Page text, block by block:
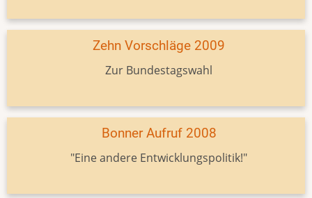
Zehn Vorschläge 2009
Zur Bundestagswahl
Bonner Aufruf 2008
"Eine andere Entwicklungspolitik!"